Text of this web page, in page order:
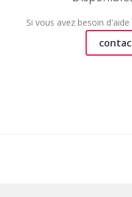
Si vous avez besoin